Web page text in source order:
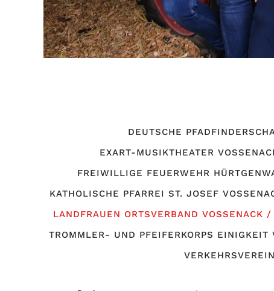
DEUTSCHE
EXART-MUSIKTHEATER
FREIWILLIGE FEUERWEHR
KATHOLISCHE PFARREI ST. JOSEF
LANDFRAUEN ORTSVERBAND VOSSENACK
TROMMLER- UND PFEIFERKORPS EINIGKEIT